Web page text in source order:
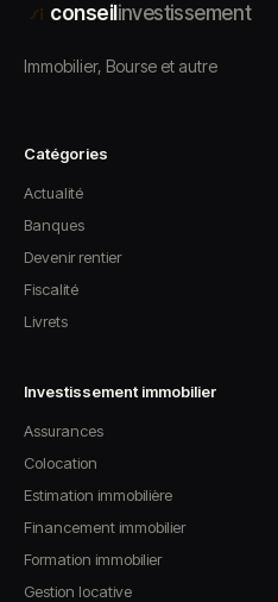
conseil investissement
Immobilier, Bourse et autre
Catégories
Actualité
Banques
Devenir rentier
Fiscalité
Livrets
Investissement immobilier
Assurances
Colocation
Estimation immobilière
Financement immobilier
Formation immobilier
Gestion locative